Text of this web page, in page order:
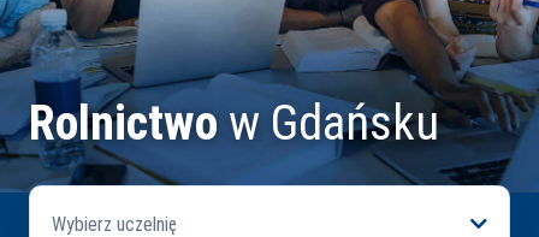
Rolnictwo w Gdańsku
Wybierz uczelnię